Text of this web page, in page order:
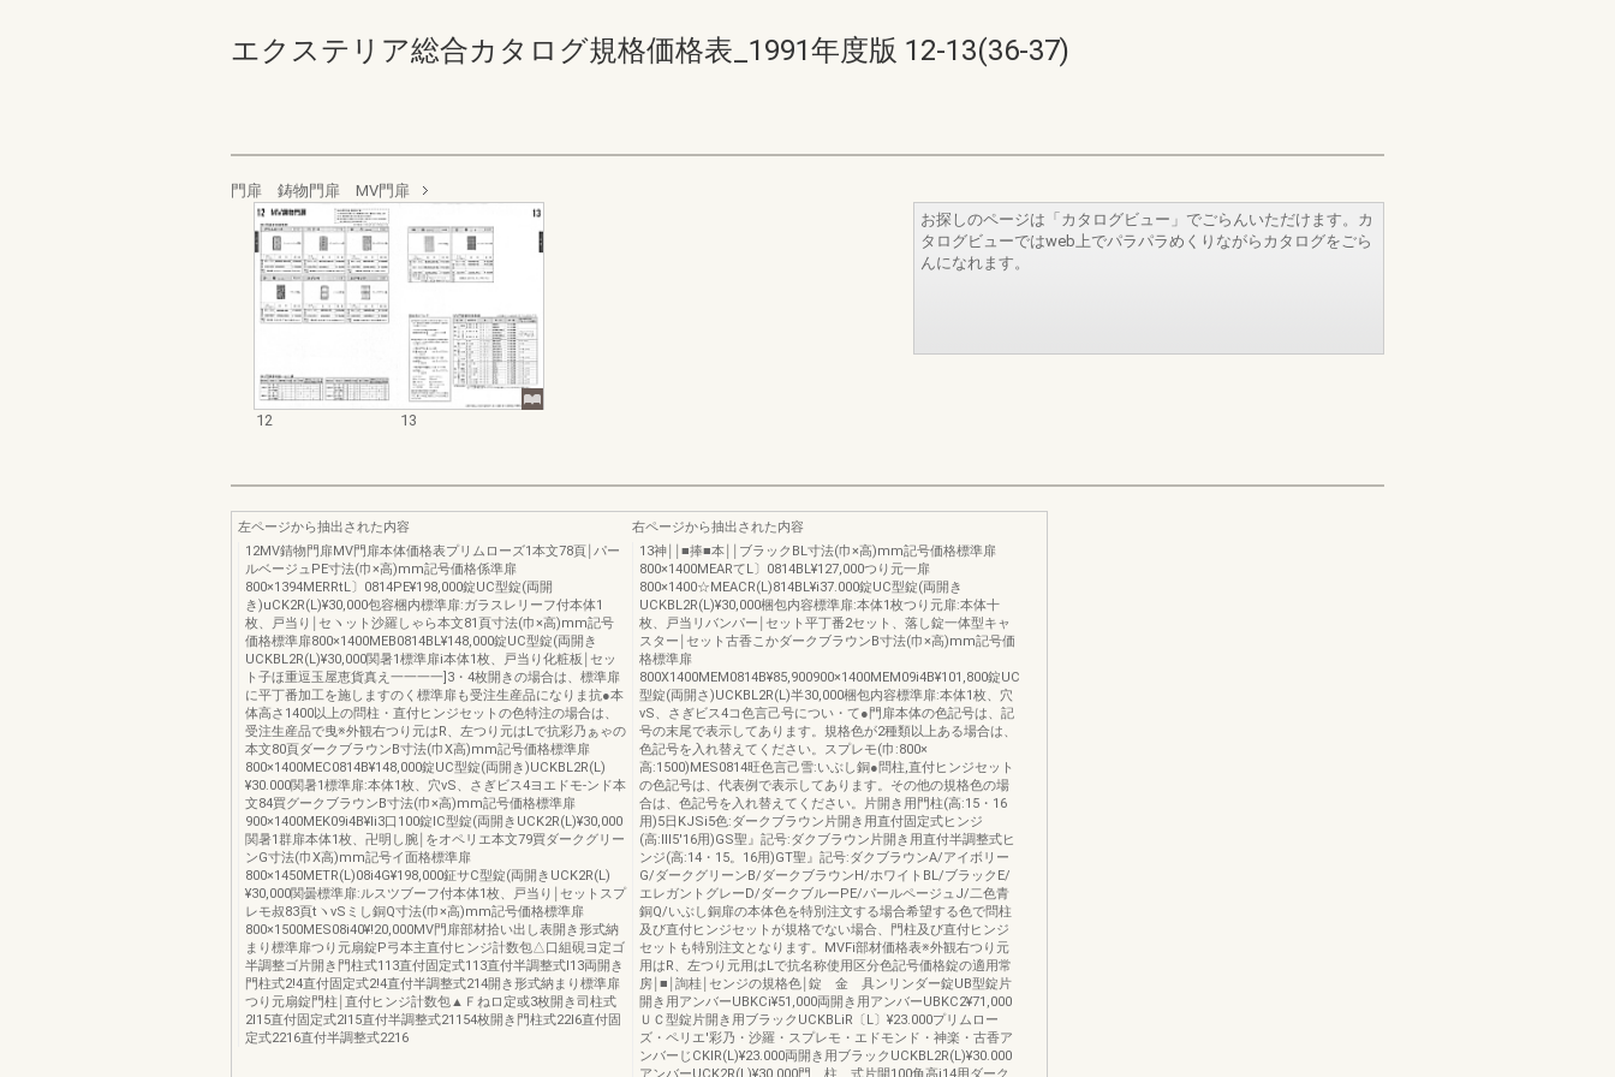
エクステリア総合カタログ規格価格表_1991年度版 12-13(36-37)
門扉 鋳物門扉 MV門扉
12 13
お探しのページは「カタログビュー」でごらんいただけます。カ
タログビューではweb上でパラパラめくりながらカタログをごら
んになれます。
左ページから抽出された内容
12MV錆物門扉MV門扉本体価格表プリムローズ1本文78頁￨パー
ルベージュPE寸法(巾×高)mm記号価格係準扉
800×1394MERRtL〕0814PE¥198,000錠UC型錠(両開
き)uCK2R(L)¥30,000包容梱内標準扉:ガラスレリーフ付本体1
枚、戸当り￨セヽット沙羅しゃら本文81頁寸法(巾×高)mm記号
価格標準扉800×1400MEB0814BL¥148,000錠UC型錠(両開き
UCKBL2R(L)¥30,000関暑1標準扉i本体1枚、戸当り化粧板￨セッ
ト子ほ重逗玉屋恵貨真え一一一一]3・4枚開きの場合は、標準扉
に平丁番加工を施しますのく標準扉も受注生産品になりま抗●本
体高さ1400以上の問柱・直付ヒンジセットの色特注の場合は、
受注生産品で曳※外観右つり元はR、左つり元はLで抗彩乃ぁゃの
本文80頁ダークブラウンB寸法(巾X高)mm記号価格標準扉
800×1400MEC0814B¥148,000錠UC型錠(両開き)UCKBL2R(L)
¥30.000関暑1標準扉:本体1枚、穴vS、さぎビス4ヨエドモ‐ンド本
文84買グークブラウンB寸法(巾×高)mm記号価格標準扉
900×1400MEK09i4B¥li3口100錠IC型錠(両開きUCK2R(L)¥30,000
関暑1群扉本体1枚、卍明し腕￨をオペリエ本文79買ダークグリー
ンG寸法(巾X高)mm記号イ面格標準扉
800×1450METR(L)08i4G¥198,000鉦サC型錠(両開きUCK2R(L)
¥30,000関曇標準扉:ルスツブーフ付本体1枚、戸当り￨セットスプ
レモ叔83頁tヽvSミし銅Q寸法(巾×高)mm記号価格標準扉
800×1500MES08i40¥!20,000MV門扉部材拾い出し表開き形式納
まり標準扉つり元扇錠P弓本主直付ヒンジ計数包△口組硯ヨ定ゴ
半調整ゴ片開き門柱式113直付固定式113直付半調整式l13両開き
門柱式2!4直付固定式2!4直付半調整式214開き形式納まり標準扉
つり元扇錠門柱￨直付ヒンジ計数包▲Ｆねロ定或3枚開き司柱式
2l15直付固定式2l15直付半調整式21154枚開き門柱式22l6直付固
定式2216直付半調整式2216
右ページから抽出された内容
13神￨￨■捧■本￨￨ブラックBL寸法(巾×高)mm記号価格標準扉
800×1400MEARてL〕0814BL¥127,000つり元一扉
800×1400☆MEACR(L)814BL¥i37.000錠UC型錠(両開き
UCKBL2R(L)¥30,000梱包内容標準扉:本体1枚つり元扉:本体十
枚、戸当リバンパー￨セット平丁番2セット、落し錠一体型キャ
スター￨セット古香こかダークブラウンB寸法(巾×高)mm記号価
格標準扉
800X1400MEM0814B¥85,900900×1400MEM09i4B¥101,800錠UC
型錠(両開さ)UCKBL2R(L)半30,000梱包内容標準扉:本体1枚、穴
vS、さぎビス4コ色言己号につい・て●門扉本体の色記号は、記
号の末尾で表示してあります。規格色が2種類以上ある場合は、
色記号を入れ替えてください。スプレモ(巾:800×
高:1500)MES0814旺色言己雪:いぶし銅●問柱,直付ヒンジセット
の色記号は、代表例で表示してあります。その他の規格色の場
合は、色記号を入れ替えてください。片開き用門柱(高:15・16
用)5日KJSi5色:ダークブラウン片開き用直付固定式ヒンジ
(高:Ⅲ5'16用)GS聖』記号:ダクブラウン片開き用直付半調整式ヒ
ンジ(高:14・15。16用)GT聖』記号:ダクブラウンA/アイボリー
G/ダークグリーンB/ダークブラウンH/ホワイトBL/ブラックE/
エレガントグレーD/ダークブルーPE/パールページュJ/二色青
銅Q/いぶし銅扉の本体色を特別注文する場合希望する色で問柱
及び直付ヒンジセットが規格でない場合、門柱及び直付ヒンジ
セットも特別注文となります。MVFi部材価格表※外観右つり元
用はR、左つり元用はLで抗名称使用区分色記号価格錠の適用常
房￨■￨詢桂￨センジの規格色￨錠 金 具ンリンダー錠UB型錠片
開き用アンバーUBKCi¥51,000両開き用アンバーUBKC2¥71,000
ＵＣ型錠片開き用ブラックUCKBLiR〔L〕¥23.000プリムロー
ズ・ペリエ′彩乃・沙羅・スプレモ・エドモンド・神楽・古香ア
ンバーじCKIR(L)¥23.000両開き用ブラックUCKBL2R(L)¥30.000